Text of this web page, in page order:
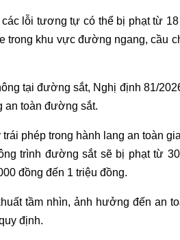
lỗi tương tự có thể bị phạt từ
trong khu vực đường ngang, cầu
tại đường sắt, Nghị định 81/
an toàn đường sắt.
phép trong hành lang an toàn
trình đường sắt sẽ bị phạt từ
đồng đến 1 triệu đồng.
tầm nhìn, ảnh hưởng đến an
định.